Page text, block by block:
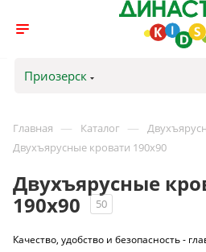
Приозерск
Главная — Каталог —
Двухъярусные кровати 190х90
Двухъярусные
190х90
50
Качество, удобство и безопасность -